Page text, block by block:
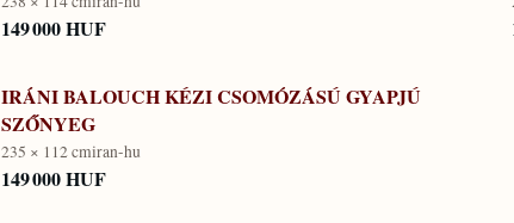
149 000 HUF
IRÁNI BALOUCH KÉZI CSOMÓZÁSÚ GYAPJÚ
SZŐNYEG
235 × 112 cmiran-hu
149 000 HUF